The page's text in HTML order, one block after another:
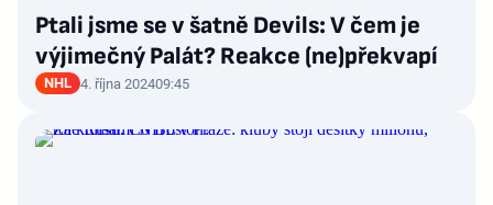
Ptali jsme se v šatně Devils: V čem je
výjimečný Palát? Reakce (ne)překvapí
NHL 4. října 202409:45